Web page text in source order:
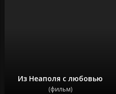
Из Неаполя с любовью
(фильм)